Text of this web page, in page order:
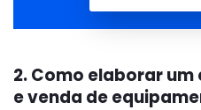
2. Como elaborar
e venda de